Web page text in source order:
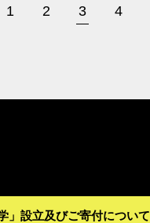
1 2 3 4
」設立及びご寄付について